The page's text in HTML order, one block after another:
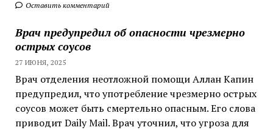
Оставить комментарий
Врач предупредил об опасности чрезмерно
острых соусов
27 ИЮНЯ, 2025
Врач отделения неотложной помощи Аллан Капин
предупредил, что употребление чрезмерно острых
соусов может быть смертельно опасным. Его слова
приводит Daily Mail. Врач уточнил, что угроза для